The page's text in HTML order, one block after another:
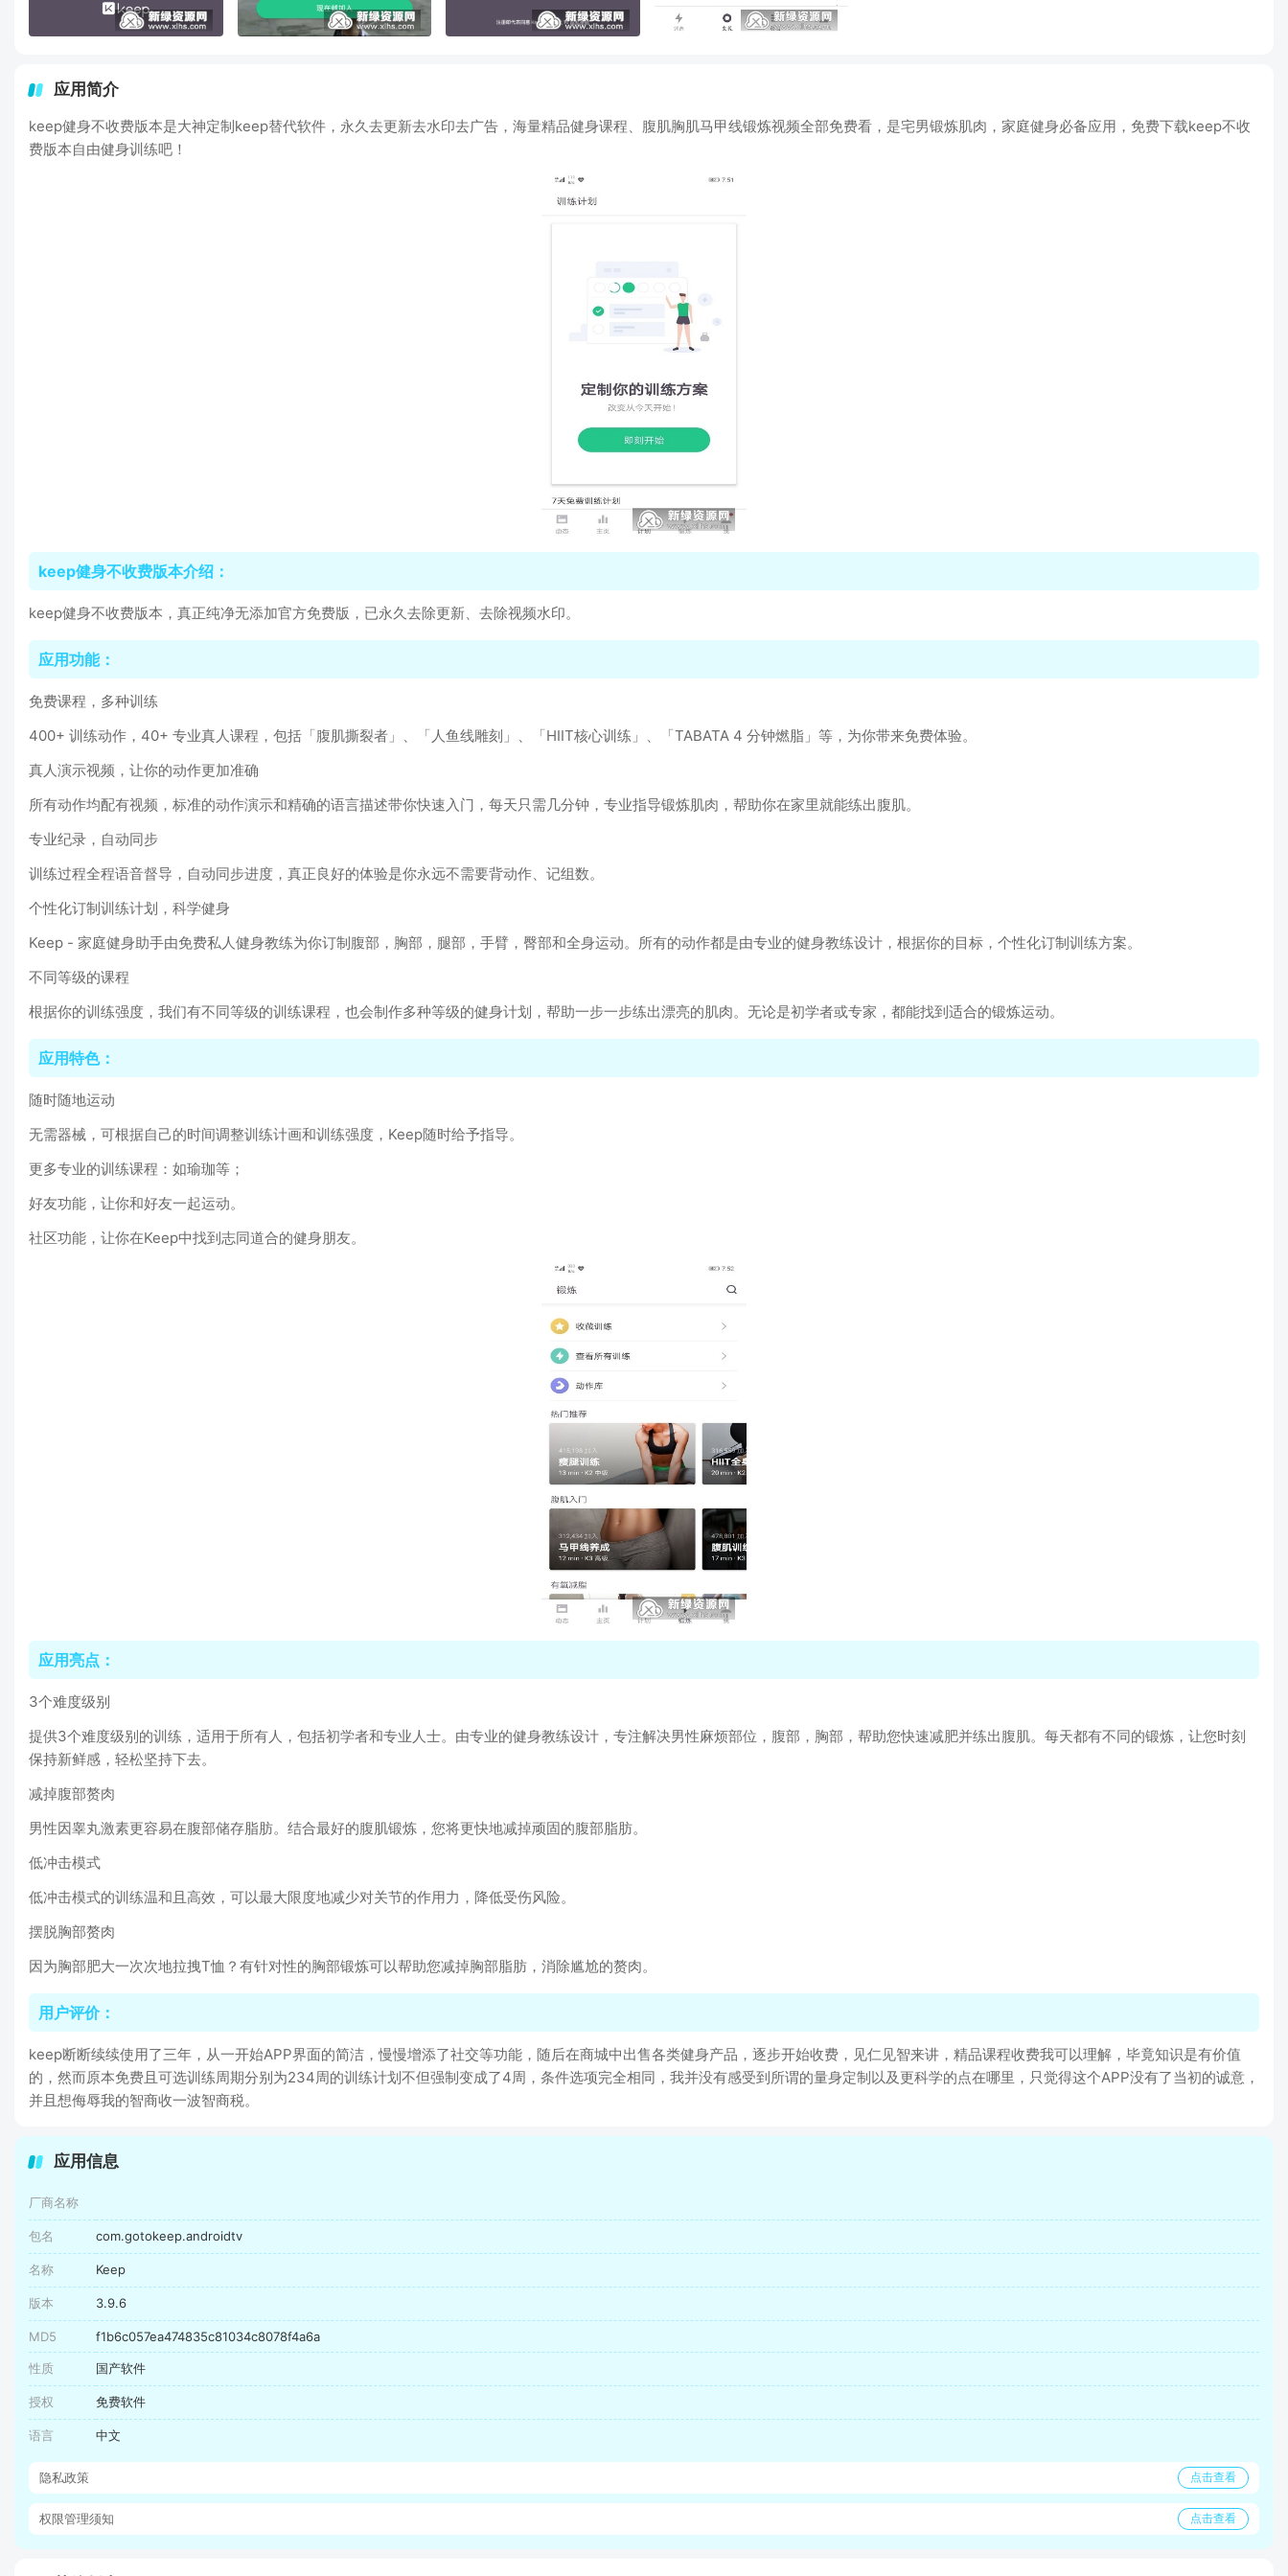
应用简介
keep健身不收费版本是大神定制keep替代软件，永久去更新去水印去广告，海量精品健身课程、腹肌胸肌马甲线锻炼视频全部免费看，是宅男锻炼肌肉，家庭健身必备应用，免费下载keep不收
费版本自由健身训练吧！
keep健身不收费版本介绍：
keep健身不收费版本，真正纯净无添加官方免费版，已永久去除更新、去除视频水印。
应用功能：
免费课程，多种训练
400+ 训练动作，40+ 专业真人课程，包括「腹肌撕裂者」、「人鱼线雕刻」、「HIIT核心训练」、「TABATA 4 分钟燃脂」等，为你带来免费体验。
真人演示视频，让你的动作更加准确
所有动作均配有视频，标准的动作演示和精确的语言描述带你快速入门，每天只需几分钟，专业指导锻炼肌肉，帮助你在家里就能练出腹肌。
专业纪录，自动同步
训练过程全程语音督导，自动同步进度，真正良好的体验是你永远不需要背动作、记组数。
个性化订制训练计划，科学健身
Keep - 家庭健身助手由免费私人健身教练为你订制腹部，胸部，腿部，手臂，臀部和全身运动。所有的动作都是由专业的健身教练设计，根据你的目标，个性化订制训练方案。
不同等级的课程
根据你的训练强度，我们有不同等级的训练课程，也会制作多种等级的健身计划，帮助一步一步练出漂亮的肌肉。无论是初学者或专家，都能找到适合的锻炼运动。
应用特色：
随时随地运动
无需器械，可根据自己的时间调整训练计画和训练强度，Keep随时给予指导。
更多专业的训练课程：如瑜珈等；
好友功能，让你和好友一起运动。
社区功能，让你在Keep中找到志同道合的健身朋友。
应用亮点：
3个难度级别
提供3个难度级别的训练，适用于所有人，包括初学者和专业人士。由专业的健身教练设计，专注解决男性麻烦部位，腹部，胸部，帮助您快速减肥并练出腹肌。每天都有不同的锻炼，让您时刻
保持新鲜感，轻松坚持下去。
减掉腹部赘肉
男性因睾丸激素更容易在腹部储存脂肪。结合最好的腹肌锻炼，您将更快地减掉顽固的腹部脂肪。
低冲击模式
低冲击模式的训练温和且高效，可以最大限度地减少对关节的作用力，降低受伤风险。
摆脱胸部赘肉
因为胸部肥大一次次地拉拽T恤？有针对性的胸部锻炼可以帮助您减掉胸部脂肪，消除尴尬的赘肉。
用户评价：
keep断断续续使用了三年，从一开始APP界面的简洁，慢慢增添了社交等功能，随后在商城中出售各类健身产品，逐步开始收费，见仁见智来讲，精品课程收费我可以理解，毕竟知识是有价值
的，然而原本免费且可选训练周期分别为234周的训练计划不但强制变成了4周，条件选项完全相同，我并没有感受到所谓的量身定制以及更科学的点在哪里，只觉得这个APP没有了当初的诚意，
并且想侮辱我的智商收一波智商税。
应用信息
厂商名称
包名 com.gotokeep.androidtv
名称 Keep
版本 3.9.6
MD5 f1b6c057ea474835c81034c8078f4a6a
性质 国产软件
授权 免费软件
语言 中文
隐私政策 点击查看
权限管理须知 点击查看